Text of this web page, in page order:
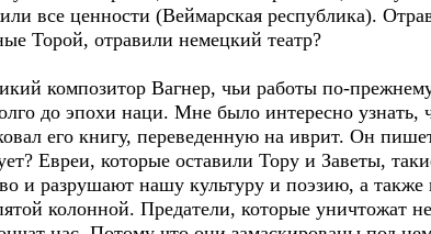
все ценности (Веймарская республика).
Торой, отравили немецкий театр?
композитор Вагнер, чьи работы по-
до эпохи наци. Мне было интересно узнать,
его книгу, переведенную на иврит. Он
Евреи, которые оставили Тору и Заветы,
и разрушают нашу культуру и поэзию, а
колонной. Предатели, которые уничтожат